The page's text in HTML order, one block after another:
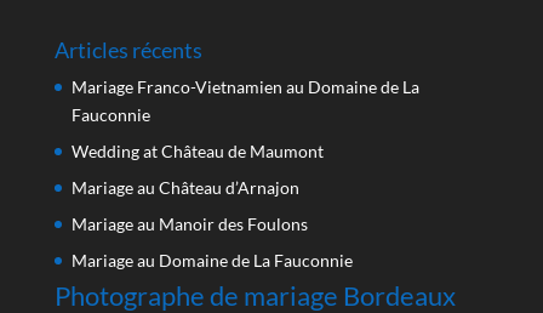
Articles récents
Mariage Franco-Vietnamien au Domaine de La
Fauconnie
Wedding at Château de Maumont
Mariage au Château d’Arnajon
Mariage au Manoir des Foulons
Mariage au Domaine de La Fauconnie
Photographe de mariage Bordeaux